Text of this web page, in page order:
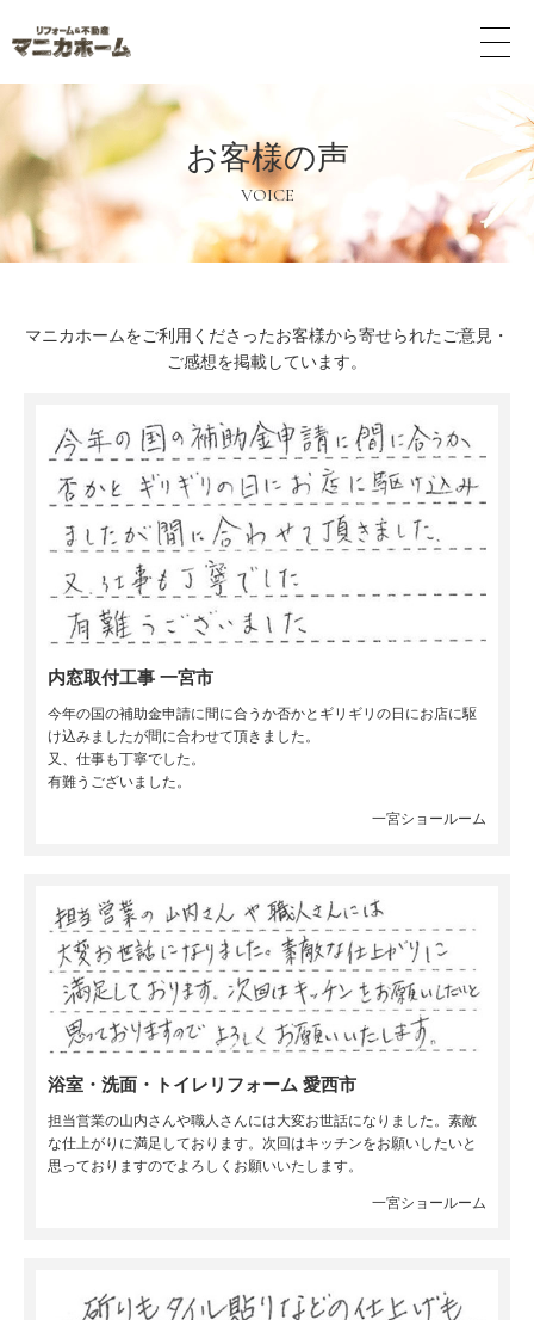
メ
ュ
ー
タ
ン
お客様の声
VOICE
マニカホームをご利用くださったお客様から寄せられたご意見・
ご感想を掲載しています。
内窓取付工事 一宮市
今年の国の補助金申請に間に合うか否かとギリギリの日にお店に駆
け込みましたが間に合わせて頂きました。
又、仕事も丁寧でした。
有難うございました。
一宮ショールーム
浴室・洗面・トイレリフォーム 愛西市
担当営業の山内さんや職人さんには大変お世話になりました。素敵
な仕上がりに満足しております。次回はキッチンをお願いしたいと
思っておりますのでよろしくお願いいたします。
一宮ショールーム